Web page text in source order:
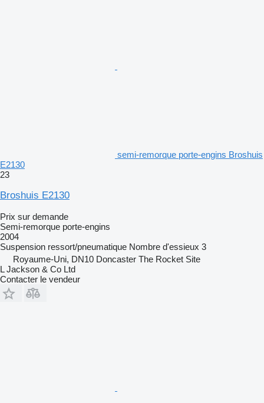
semi-remorque porte-engins Broshuis
E2130
23
Broshuis E2130
Prix sur demande
Semi-remorque porte-engins
2004
Suspension ressort/pneumatique Nombre d'essieux 3
Royaume-Uni, DN10 Doncaster The Rocket Site
L Jackson & Co Ltd
Contacter le vendeur